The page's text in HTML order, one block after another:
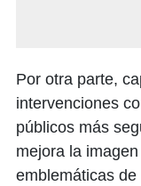
Por otra parte,
intervenciones
públicos más
mejora la
emblemáticas